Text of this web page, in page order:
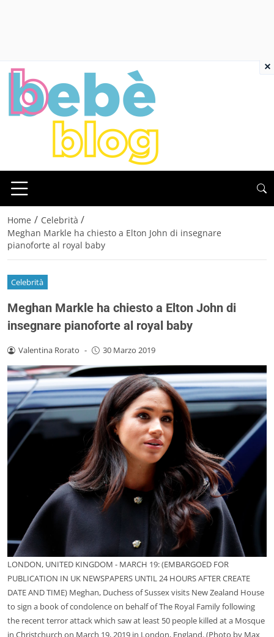
Home / Celebrità /
Meghan Markle ha chiesto a Elton John di insegnare
pianoforte al royal baby
Celebrità
Meghan Markle ha chiesto a Elton John di
insegnare pianoforte al royal baby
Valentina Rorato - 30 Marzo 2019
LONDON, UNITED KINGDOM - MARCH 19: (EMBARGOED FOR
PUBLICATION IN UK NEWSPAPERS UNTIL 24 HOURS AFTER CREATE
DATE AND TIME) Meghan, Duchess of Sussex visits New Zealand House
to sign a book of condolence on behalf of The Royal Family following
the recent terror attack which saw at least 50 people killed at a Mosque
in Christchurch on March 19, 2019 in London, England. (Photo by Max
×